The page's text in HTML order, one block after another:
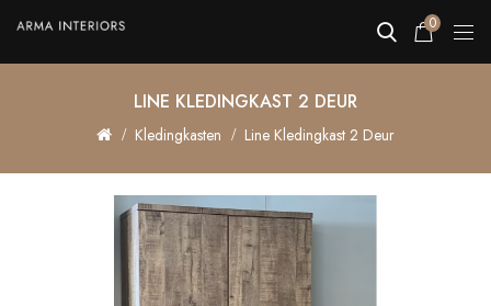
0
LINE KLEDINGKAST 2 DEUR
Kledingkasten Line Kledingkast 2 Deur